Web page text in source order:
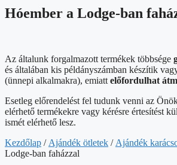
Hóember a Lodge-ban
Az általunk forgalmazott termékek többsége
és általában kis példányszámban készítik
(ünnepi alkalmakra), emiatt előfordulhat
Esetleg előrendelést fel tudunk venni az
elérhető termékekre vagy kérésre értesítést
ismét elérhető lesz.
Kezdőlap / Ajándék ötletek / Ajándék
Lodge-ban faházzal